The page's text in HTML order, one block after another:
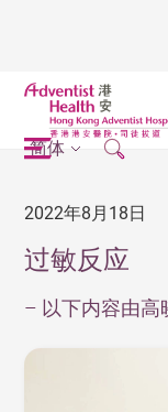
简体
2022年8月18日
过敏反应
– 以下内容由高